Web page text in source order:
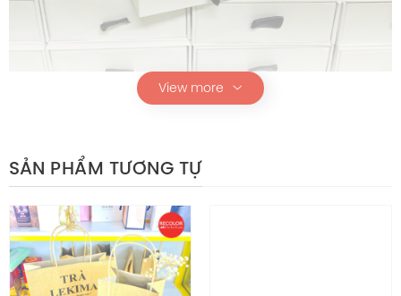
Hộp giấy HS377
Cấu kiện sản phẩm
View more
SẢN PHẨM TƯƠNG TỰ